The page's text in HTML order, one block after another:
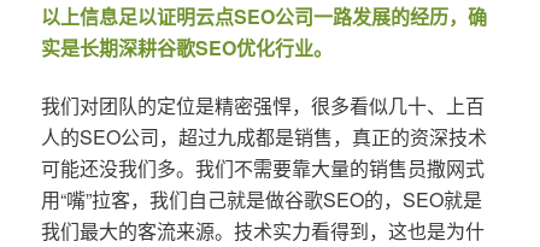
以上信息足以证明云点SEO公司一路发展的经历，确
实是长期深耕谷歌SEO优化行业。
我们对团队的定位是精密强悍，很多看似几十、上百
人的SEO公司，超过九成都是销售，真正的资深技术
可能还没我们多。我们不需要靠大量的销售员撒网式
用“嘴”拉客，我们自己就是做谷歌SEO的，SEO就是
我们最大的客流来源。技术实力看得到，这也是为什